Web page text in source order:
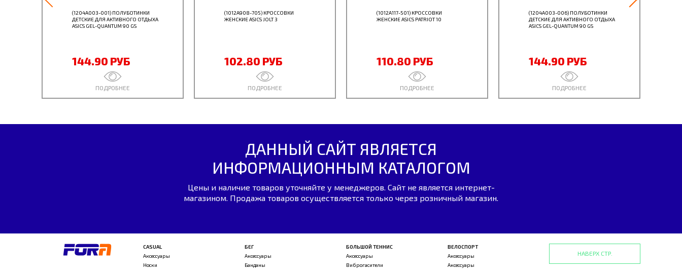
(1204A003-001) ПОЛУБОТИНКИ
ДЕТСКИЕ ДЛЯ АКТИВНОГО ОТДЫХА
ASICS GEL-QUANTUM 90 GS
144.90 РУБ
ПОДРОБНЕЕ
(1012A908-705) КРОССОВКИ
ЖЕНСКИЕ ASICS JOLT 3
102.80 РУБ
ПОДРОБНЕЕ
(1012A117-501) КРОССОВКИ
ЖЕНСКИЕ ASICS PATRIOT 10
110.80 РУБ
ПОДРОБНЕЕ
(1204A003-006) ПОЛУБОТИНКИ
ДЕТСКИЕ ДЛЯ АКТИВНОГО ОТДЫХА
ASICS GEL-QUANTUM 90 GS
144.90 РУБ
ПОДРОБНЕЕ
ДАННЫЙ САЙТ ЯВЛЯЕТСЯ
ИНФОРМАЦИОННЫМ КАТАЛОГОМ
Цены и наличие товаров уточняйте у менеджеров. Сайт не является интернет-
магазином. Продажа товаров осуществляется только через розничный магазин.
CASUAL
Аксессуары
Носки
БЕГ
Аксессуары
Банданы
БОЛЬШОЙ ТЕННИС
Аксессуары
Виброгасители
ВЕЛОСПОРТ
Аксессуары
Аксессуары
НАВЕРХ СТР.